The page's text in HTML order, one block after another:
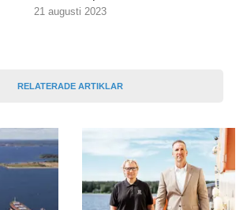
21 augusti 2023
RELATERADE ARTIKLAR